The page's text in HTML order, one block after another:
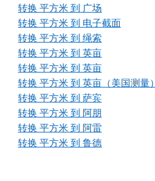
转换 平方米 到 广场
转换 平方米 到 电子截面
转换 平方米 到 绳索
转换 平方米 到 英亩
转换 平方米 到 英亩
转换 平方米 到 英亩（美国测量）
转换 平方米 到 萨宾
转换 平方米 到 阿朋
转换 平方米 到 阿雷
转换 平方米 到 鲁德